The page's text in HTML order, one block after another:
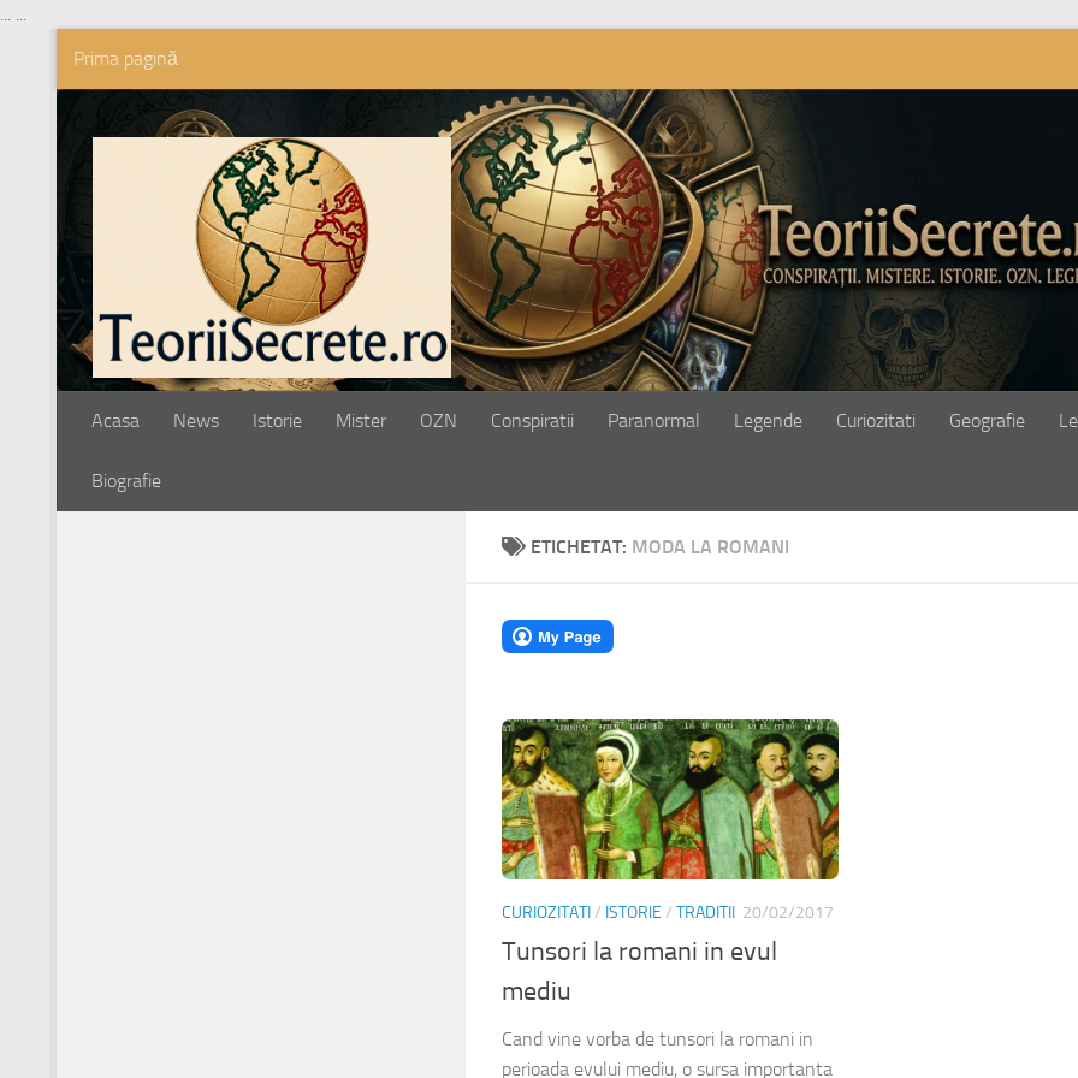
... ...
Skip to content
Prima pagină
Acasa News Istorie Mister OZN Conspiratii Paranormal Legende Curiozitati Geografie
Biografie
ETICHETAT: MODA LA ROMANI
CURIOZITATI/ ISTORIE / TRADITII 20/02/2017
Tunsori la romani in evul
mediu
Cand vine vorba de tunsori la romani in
perioada evului mediu, o sursa importanta